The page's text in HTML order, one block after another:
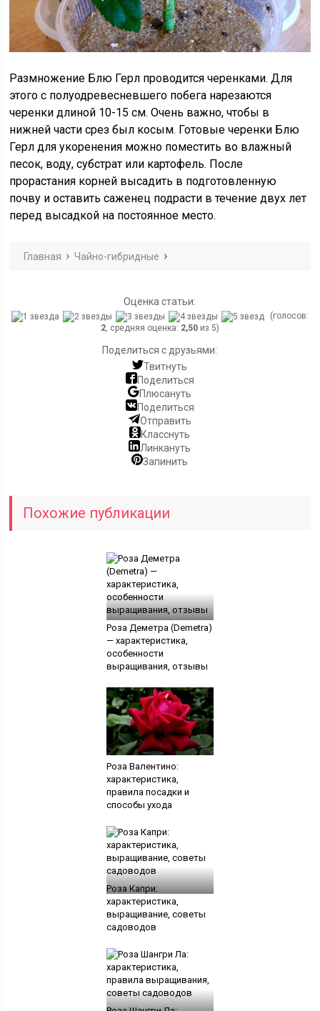
Размножение Блю Герл проводится черенками. Для
этого с полуодревесневшего побега нарезаются
черенки длиной 10-15 см. Очень важно, чтобы в
нижней части срез был косым. Готовые черенки Блю
Герл для укоренения можно поместить во влажный
песок, воду, субстрат или картофель. После
прорастания корней высадить в подготовленную
почву и оставить саженец подрасти в течение двух лет
перед высадкой на постоянное место.
Главная Чайно-гибридные
Оценка статьи:
(голосов:
2, средняя оценка: 2,50из 5)
Поделиться с друзьями:
Твитнуть
Поделиться
Плюсануть
Поделиться
Отправить
Класснуть
Линкануть
Запинить
Похожие публикации
Роза Деметра (Demetra)
— характеристика,
особенности
выращивания, отзывы
Роза Валентино:
характеристика,
правила посадки и
способы ухода
Роза Капри:
характеристика,
выращивание, советы
садоводов